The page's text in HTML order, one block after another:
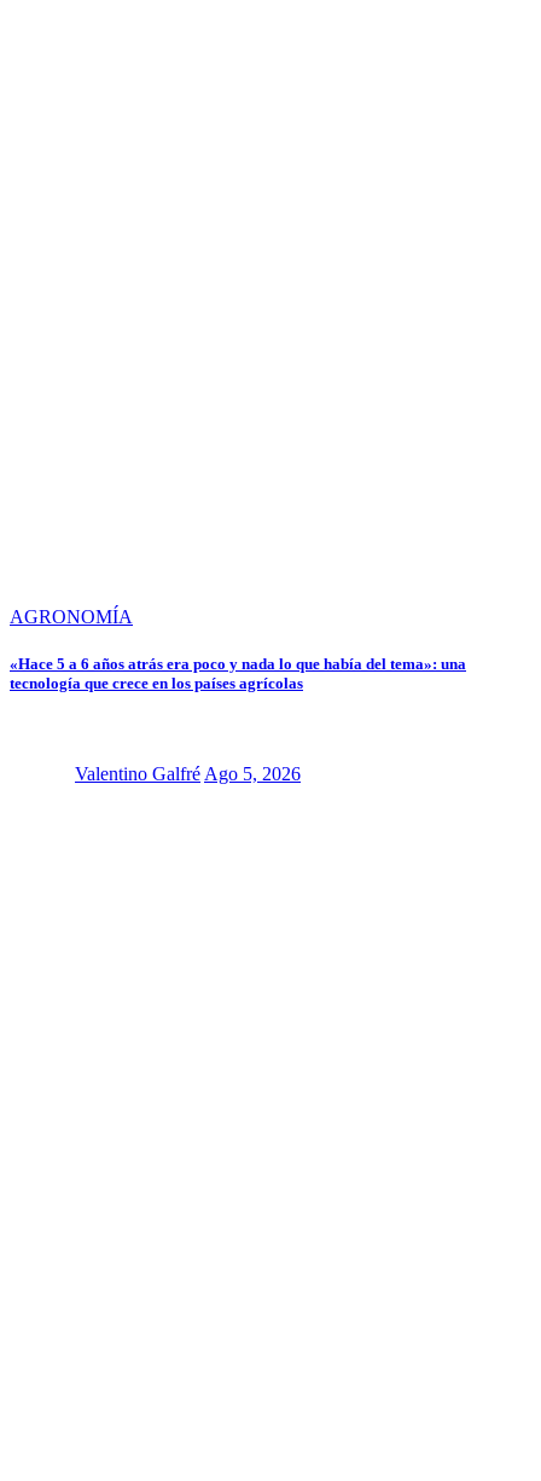
AGRONOMÍA
«Hace 5 a 6 años atrás era poco y nada lo que había del tema»: una
tecnología que crece en los países agrícolas
Valentino Galfré Ago 5, 2026